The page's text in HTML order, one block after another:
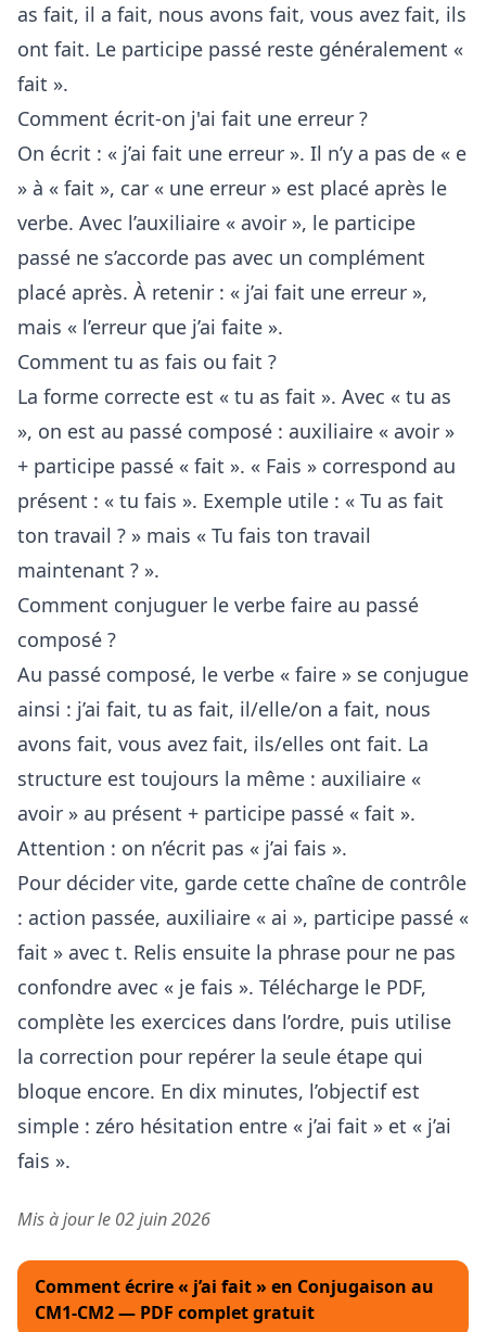
as fait, il a fait, nous avons fait, vous avez fait, ils
ont fait. Le participe passé reste généralement «
fait ».
Comment écrit-on j'ai fait une erreur ?
On écrit : « j’ai fait une erreur ». Il n’y a pas de « e
» à « fait », car « une erreur » est placé après le
verbe. Avec l’auxiliaire « avoir », le participe
passé ne s’accorde pas avec un complément
placé après. À retenir : « j’ai fait une erreur »,
mais « l’erreur que j’ai faite ».
Comment tu as fais ou fait ?
La forme correcte est « tu as fait ». Avec « tu as
», on est au passé composé : auxiliaire « avoir »
+ participe passé « fait ». « Fais » correspond au
présent : « tu fais ». Exemple utile : « Tu as fait
ton travail ? » mais « Tu fais ton travail
maintenant ? ».
Comment conjuguer le verbe faire au passé
composé ?
Au passé composé, le verbe « faire » se conjugue
ainsi : j’ai fait, tu as fait, il/elle/on a fait, nous
avons fait, vous avez fait, ils/elles ont fait. La
structure est toujours la même : auxiliaire «
avoir » au présent + participe passé « fait ».
Attention : on n’écrit pas « j’ai fais ».
Pour décider vite, garde cette chaîne de contrôle
: action passée, auxiliaire « ai », participe passé «
fait » avec t. Relis ensuite la phrase pour ne pas
confondre avec « je fais ». Télécharge le PDF,
complète les exercices dans l’ordre, puis utilise
la correction pour repérer la seule étape qui
bloque encore. En dix minutes, l’objectif est
simple : zéro hésitation entre « j’ai fait » et « j’ai
fais ».
Mis à jour le 02 juin 2026
Comment écrire « j’ai fait » en Conjugaison au
CM1-CM2 — PDF complet gratuit